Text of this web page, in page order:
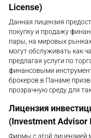
License)
Данная лицензия
покупку и продажу
пары, на мировых
могут обслуживать как
предлагая услуги по
финансовыми
брокеров в Панаме
прозрачную среду для
Лицензия
(Investment Advisor
Фирмы с этой лицензией